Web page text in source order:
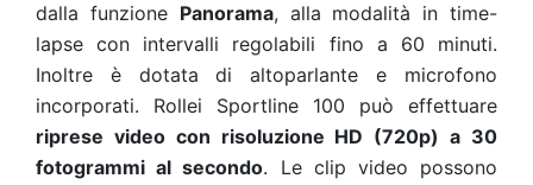
dalla funzione Panorama, alla modalità in time-
lapse con intervalli regolabili fino a 60 minuti.
Inoltre è dotata di altoparlante e microfono
incorporati. Rollei Sportline 100 può effettuare
riprese video con risoluzione HD (720p) a 30
fotogrammi al secondo. Le clip video possono